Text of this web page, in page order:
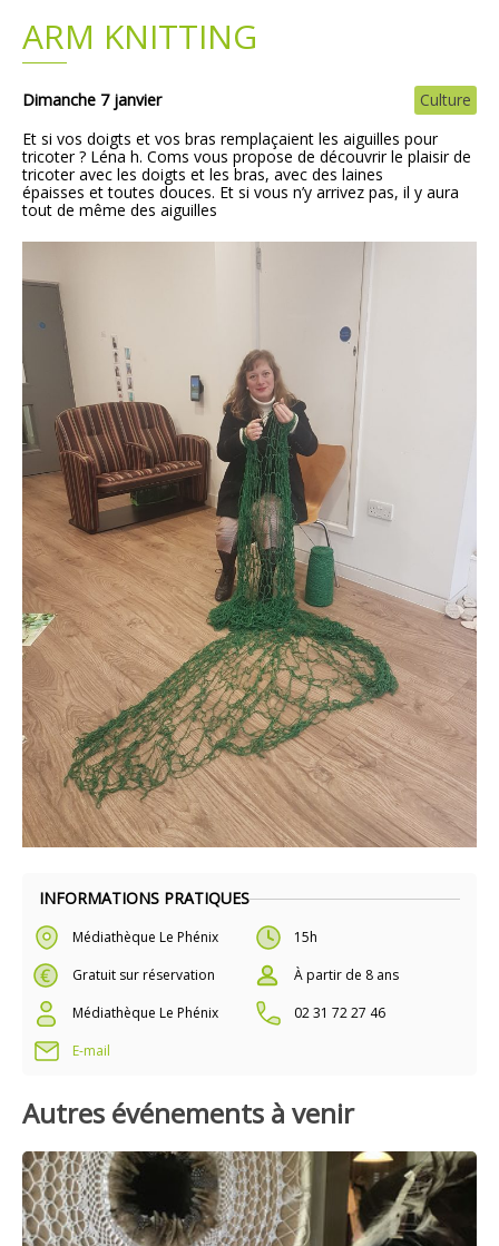
INFORMATIONS PRATIQUES
Médiathèque Le Phénix
15h
Gratuit sur réservation
À partir de 8 ans
Médiathèque Le Phénix
02 31 72 27 46
E-mail
ARM KNITTING
Dimanche 7 janvier
Culture
Et si vos doigts et vos bras remplaçaient les aiguilles pour
tricoter ? Léna h. Coms vous propose de découvrir le plaisir de
tricoter avec les doigts et les bras, avec des laines
épaisses et toutes douces. Et si vous n’y arrivez pas, il y aura
tout de même des aiguilles
Autres événements à venir
Plans
Demandes légales
Emploi
Marchés publics
Grands projets